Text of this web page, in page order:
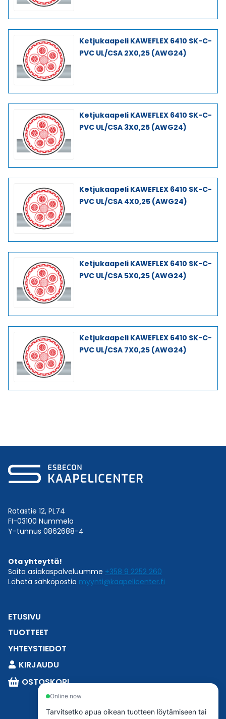
Ketjukaapeli KAWEFLEX 6410 SK-C-
PVC UL/CSA 2X0,25 (AWG24)
Ketjukaapeli KAWEFLEX 6410 SK-C-
PVC UL/CSA 3X0,25 (AWG24)
Ketjukaapeli KAWEFLEX 6410 SK-C-
PVC UL/CSA 4X0,25 (AWG24)
Ketjukaapeli KAWEFLEX 6410 SK-C-
PVC UL/CSA 5X0,25 (AWG24)
Ketjukaapeli KAWEFLEX 6410 SK-C-
PVC UL/CSA 7X0,25 (AWG24)
Ratastie 12, PL74
FI-03100 Nummela
Y-tunnus 0862688-4
Ota yhteyttä!
Soita asiakaspalveluumme +358 9 2252 260
Lähetä sähköpostia myynti@kaapelicenter.fi
ETUSIVU
TUOTTEET
YHTEYSTIEDOT
KIRJAUDU
OSTOSKORI
Online now
Tarvitsetko apua oikean tuotteen löytämiseen tai